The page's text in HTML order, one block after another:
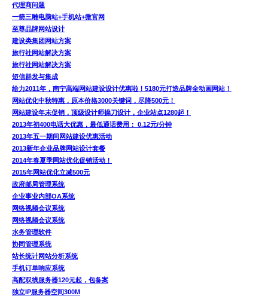
代理商问题
一箭三雕电脑站+手机站+微官网
至尊品牌网站设计
建设类集团网站方案
旅行社网站解决方案
旅行社网站解决方案
短信群发与集成
给力2011年，南宁高端网站建设设计优惠啦！5180元打造品牌全动画网站！
网站优化中秋特惠，原本价格3000关键词，尽降500元！
网站建设年末促销，顶级设计师操刀设计，企业站点1280起！
2013年初400电话大优惠，最低通话费用： 0.12元/分钟
2013年五一期间网站建设优惠活动
2013新年企业品牌网站设计套餐
2014年春夏季网站优化促销活动！
2015年网站优化立减500元
政府邮局管理系统
企业事业内部OA系统
网络视频会议系统
网络视频会议系统
水务管理软件
协同管理系统
站长统计网站分析系统
手机订单响应系统
高配双线服务器120元起，包备案
独立IP服务器空间300M